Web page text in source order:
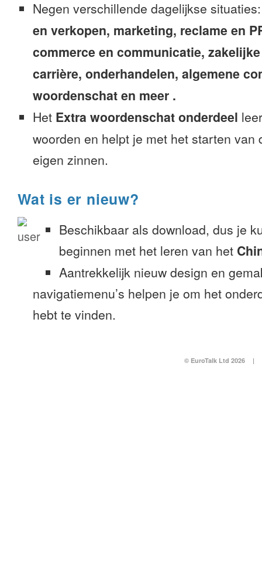
Negen verschillende dagelijkse
en verkopen, marketing, reclame en
commerce en communicatie,
carrière, onderhandelen, algemene
woordenschat en meer .
Het Extra woordenschat onderdeel
woorden en helpt je met het starten van
eigen zinnen.
Wat is er nieuw?
Beschikbaar als download, dus je
beginnen met het leren van het
Aantrekkelijk nieuw design en
navigatiemenu’s helpen je om het
hebt te vinden.
© EuroTalk Ltd 2026 |